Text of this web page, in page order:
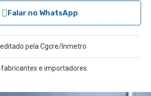
Falar no WhatsApp
pela Cgcre/Inmetro
e importadores